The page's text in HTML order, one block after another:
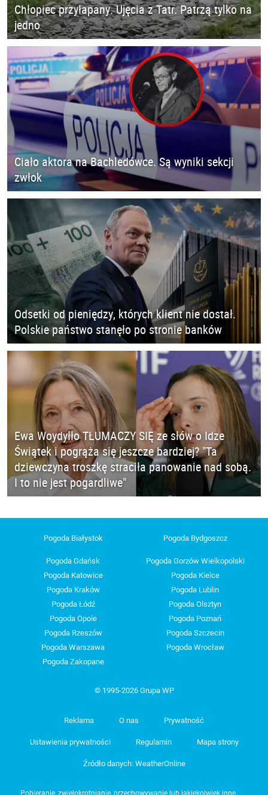
Chłopiec przyłapany. Ujęcia z Tatr. Patrzą tylko na
jedno
Ciało aktora na Bachledówce. Są wyniki sekcji
zwłok
Odsetki od pieniędzy, których klient nie dostał.
Polskie państwo stanęło po stronie banków
Ewa Woydyłło TŁUMACZY SIĘ ze słów o Idze
Świątek i pogrąża się jeszcze bardziej? "Ta
dziewczyna troszkę straciła panowanie nad sobą.
I to nie jest pogardliwe"
Pogoda Białystok Pogoda Bydgoszcz
Pogoda Gdańsk
Pogoda Gorzów Wielkopolski
Pogoda Katowice
Pogoda Kielce
Pogoda Kraków
Pogoda Lublin
Pogoda Łódź
Pogoda Olsztyn
Pogoda Opole
Pogoda Poznań
Pogoda Rzeszów
Pogoda Szczecin
Pogoda Warszawa
Pogoda Wrocław
Pogoda Zakopane
© 1995-2026 Grupa WP
Reklama O nas Prywatność
Ustawienia prywatności Regulamin Mapa strony
Źródło danych: WeatherOnline
Pobieranie, zwielokrotnianie, przechowywanie lub jakiekolwiek inne